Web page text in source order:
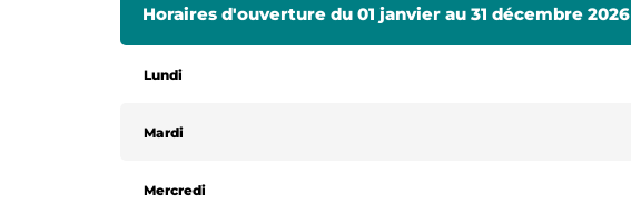
Horaires d'ouverture du 01 janvier au 31 décembre 2026
Lundi
Mardi
Mercredi